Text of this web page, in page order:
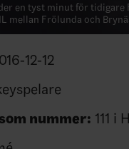
en tyst minut för tidigare
mellan Frölunda och
12-12
nummer: 111 i